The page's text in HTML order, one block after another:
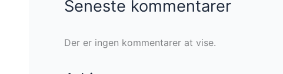
Seneste kommentarer
Der er ingen kommentarer at vise.